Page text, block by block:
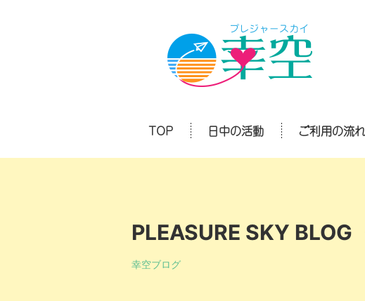
TOP 日中の活動 ご利用の流れ
PLEASURE SKY BLOG
幸空ブログ